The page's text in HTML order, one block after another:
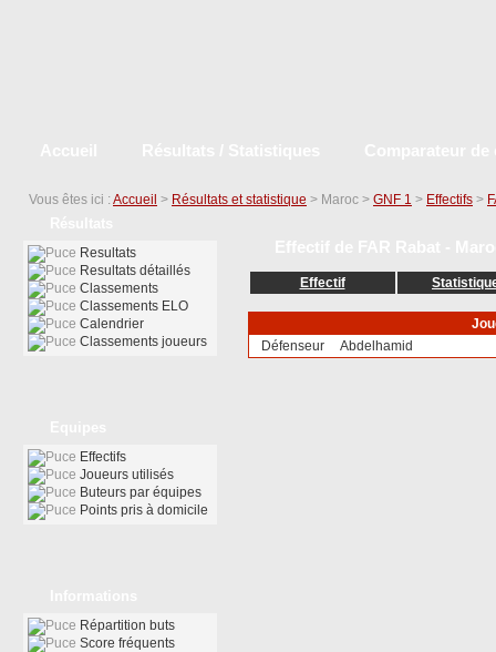
Vous êtes ici : Accueil > Résultats et statistique > Maroc > GNF 1 > Effectifs >
Effectif
Défenseur
Abdelhamid
Resultats
Resultats détaillés
Classements
Classements ELO
Calendrier
Classements joueurs
Effectifs
Joueurs utilisés
Buteurs par équipes
Points pris à domicile
Répartition buts
Score fréquents